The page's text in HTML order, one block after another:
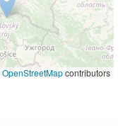
OpenStreetMapcontributors